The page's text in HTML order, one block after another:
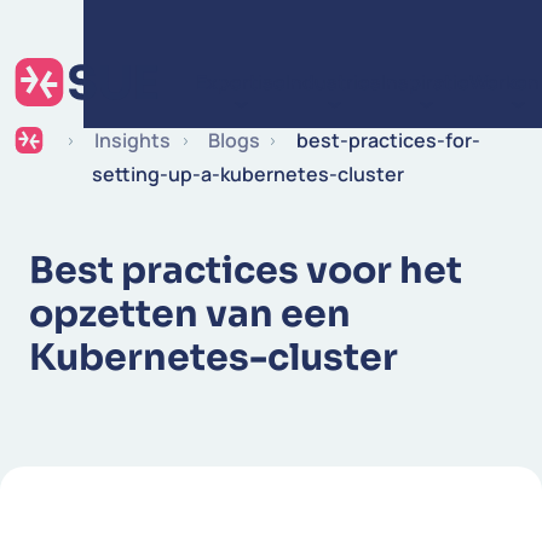
Insights Blogs
best-practices-for-
setting-up-a-kubernetes-cluster
Best practices voor het
opzetten van een
Kubernetes-cluster